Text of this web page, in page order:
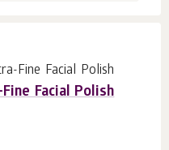
Facial Polish